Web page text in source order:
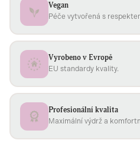
Vegan
Péče vytvořená s
Vyrobeno v Evropě
EU standardy kvality.
Profesionální kvalita
Maximální výdrž a